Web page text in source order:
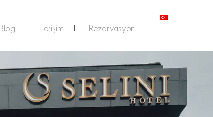
Blog İletişim Rezervasyon